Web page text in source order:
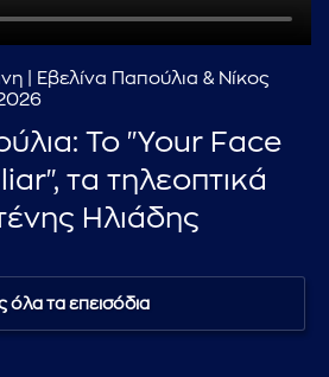
| Εβελίνα Παπούλια & Νίκος
Το "Your Face
τα τηλεοπτικά
Ηλιάδης
όλα τα επεισόδια